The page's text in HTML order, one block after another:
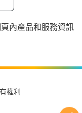
內產品和服務資訊
權利